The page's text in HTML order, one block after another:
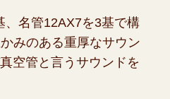
名管12AX7を3基で構
みのある重厚なサウン
空管と言うサウンドを